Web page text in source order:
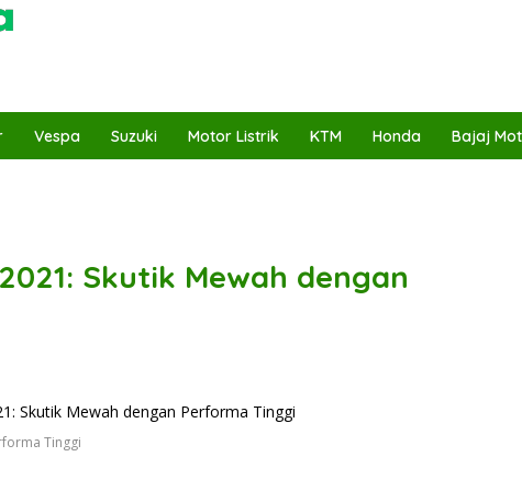
Vespa Suzuki Motor Listrik KTM Honda Bajaj
Skutik Mewah dengan
Tinggi